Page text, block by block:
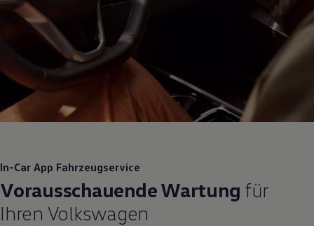
In-Car App Fahrzeugservice
Vorausschauende Wartung für
Ihren Volkswagen